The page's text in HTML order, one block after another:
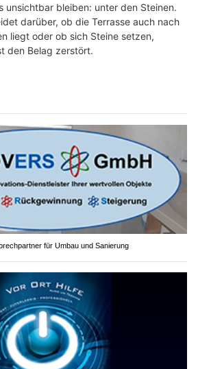
unsichtbar bleiben: unter den Steinen.
darüber, ob die Terrasse auch nach
liegt oder ob sich Steine setzen,
den Belag zerstört.
für Umbau und Sanierung